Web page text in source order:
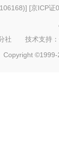
] [京ICP证
分社 技术支
Copyright ©1999-